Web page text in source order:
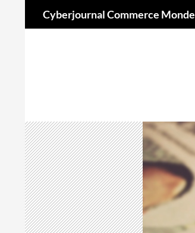
Cyberjournal Commerce Monde